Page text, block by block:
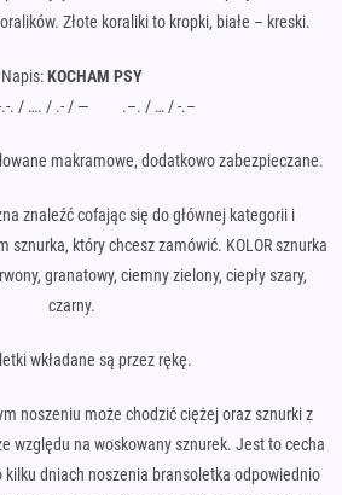
Złote koraliki to kropki, białe – kreski.
Napis:KOCHAM PSY
-.-. / …. / .- / — .–. / … / -.–
makramowe, dodatkowo zabezpieczane.
znaleźć cofając się do głównej kategorii i
sznurka, który chcesz zamówić. KOLOR sznurka
granatowy, ciemny zielony, ciepły szary,
czarny.
wkładane są przez rękę.
noszeniu może chodzić ciężej oraz sznurki z
względu na woskowany sznurek. Jest to cecha
kilku dniach noszenia bransoletka odpowiednio